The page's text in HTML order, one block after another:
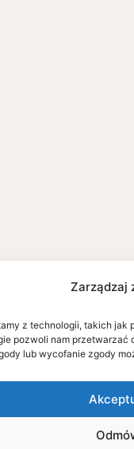
Zarządzaj
z technologii, takich
pozwoli nam
lub wycofanie zgody